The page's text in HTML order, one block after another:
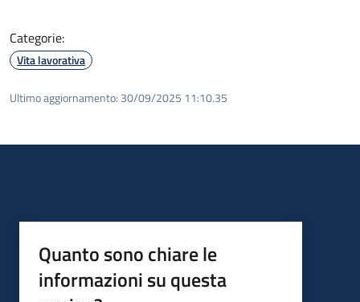
Categorie:
Vita lavorativa
Ultimo aggiornamento: 30/09/2025 11:10.35
Quanto sono chiare le
informazioni su questa